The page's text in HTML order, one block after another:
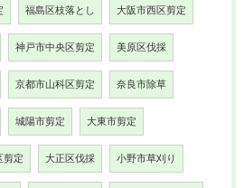
福島区枝落とし 大阪市西区剪定
神戸市中央区剪定 美原区伐採
京都市山科区剪定 奈良市除草
城陽市剪定 大東市剪定
剪定 大正区伐採 小野市草刈り